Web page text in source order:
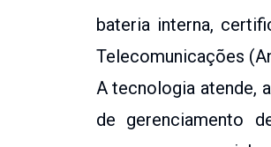
bateria interna,
Telecomunicações
A tecnologia atende,
de gerenciamento